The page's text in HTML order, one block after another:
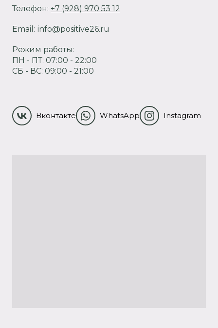
Телефон: +7 (928) 970 53 12
Email: info@positive26.ru
Режим работы:
ПН - ПТ: 07:00 - 22:00
СБ - ВС: 09:00 - 21:00
Вконтакте WhatsApp Instagram